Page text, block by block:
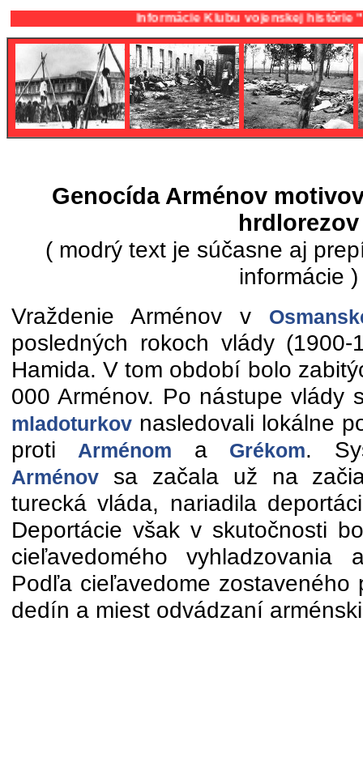
Informácie Klubu vojenskej histórie
Genocída Arménov
hrdlorezov
( modrý text je súčasne aj
informácie )
Vraždenie Arménov v
posledných rokoch vlády (1900-
Hamida. V tom období bolo
000 Arménov. Po nástupe vlády
mladoturkov nasledovali lokálne
proti
Arménom a Grékom.
Arménov sa začala už na
turecká vláda, nariadila
Deportácie však v skutočnosti
cieľavedomého vyhladzovania
Podľa cieľavedome zostaveného
dedín a miest odvádzaní